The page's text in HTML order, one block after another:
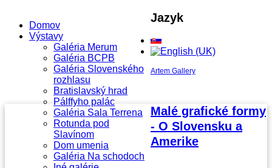
Domov
Výstavy
Galéria Merum
Galéria BCPB
Galéria Slovenského
rozhlasu
Bratislavský hrad
Pálffyho palác
Galéria Sala Terrena
Rotunda pod
Slavínom
Dom umenia
Galéria Na schodoch
Jazyk
Artem Gallery
Malé grafické formy
- O Slovensku a
Amerike